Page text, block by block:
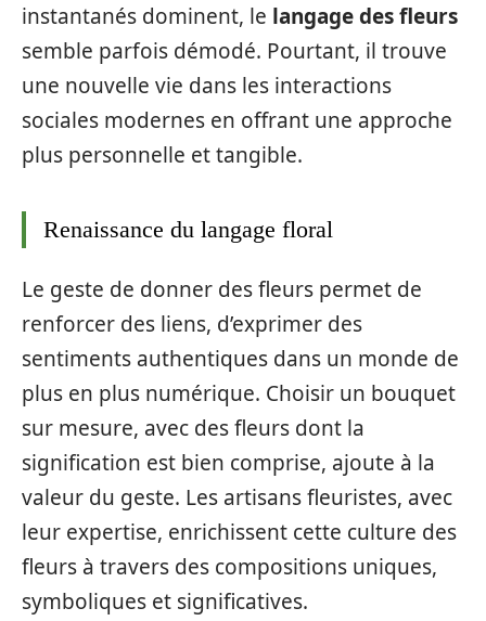
instantanés dominent, le langage des fleurs
semble parfois démodé. Pourtant, il trouve
une nouvelle vie dans les interactions
sociales modernes en offrant une approche
plus personnelle et tangible.
Renaissance du langage floral
Le geste de donner des fleurs permet de
renforcer des liens, d’exprimer des
sentiments authentiques dans un monde de
plus en plus numérique. Choisir un bouquet
sur mesure, avec des fleurs dont la
signification est bien comprise, ajoute à la
valeur du geste. Les artisans fleuristes, avec
leur expertise, enrichissent cette culture des
fleurs à travers des compositions uniques,
symboliques et significatives.